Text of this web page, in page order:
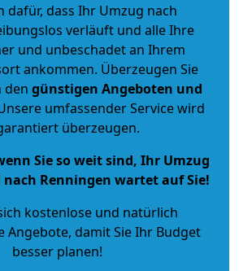
dafür, dass Ihr Umzug nach
verläuft und alle Ihre
und unbeschadet an Ihrem
ankommen. Überzeugen Sie
den günstigen Angeboten und
umfassender Service wird
überzeugen.
Sie so weit sind, Ihr Umzug
Renningen wartet auf Sie!
kostenlose und natürlich
Angebote, damit Sie Ihr Budget
besser planen!